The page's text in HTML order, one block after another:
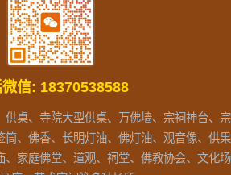
微信: 18370538588
供桌、寺院大型供桌、万佛墙、宗祠神台、宗
筒、佛香、长明灯油、佛灯油、观音像、供果
、家庭佛堂、道观、祠堂、佛教协会、文化场